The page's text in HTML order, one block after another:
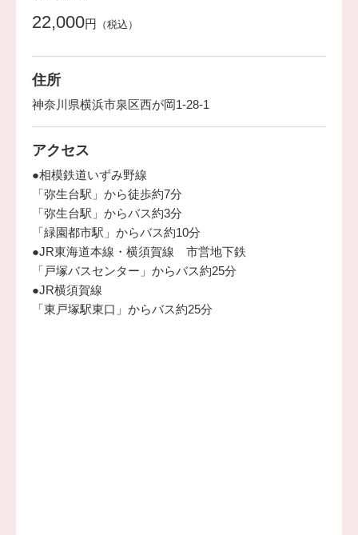
22,000円 （税込）
住所
神奈川県横浜市泉区西が岡1-28-1
アクセス
●相模鉄道いずみ野線
「弥生台駅」から徒歩約7分
「弥生台駅」からバス約3分
「緑園都市駅」からバス約10分
●JR東海道本線・横須賀線 市営地下鉄
「戸塚バスセンター」からバス約25分
●JR横須賀線
「東戸塚駅東口」からバス約25分